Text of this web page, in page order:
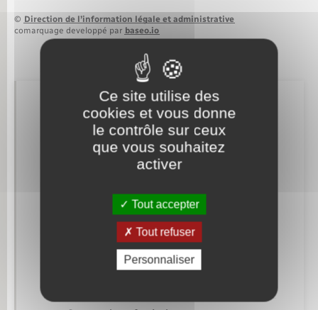
© Direction de l’information légale et administrative
comarquage developpé par baseo.io
Retrouvez aussi
Elections et citoyenneté
Mariage – PACS
Parrainage civil
Ce site utilise des
cookies et vous donne
le contrôle sur ceux
que vous souhaitez
activer
Tout accepter
Tout refuser
Personnaliser